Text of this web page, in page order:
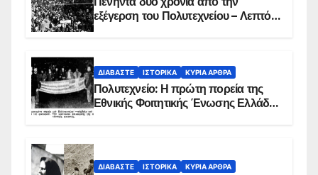
εξέγερση του Πολυτεχνείου – Λεπτό
ΔΙΑΒΆΣΤΕ ΙΣΤΟΡΙΚΆ ΚΥΡΙΑ ΑΡΘΡΑ
Πολυτεχνείο: Η πρώτη πορεία της
Εθνικής Φοιτητικής Ένωσης Ελλάδος
ΔΙΑΒΆΣΤΕ ΙΣΤΟΡΙΚΆ ΚΥΡΙΑ ΑΡΘΡΑ